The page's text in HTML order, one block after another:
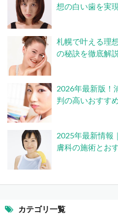
想の白い歯を実
札幌で叶える理
の秘訣を徹底解
2026年最新版！
判の高いおすす
2025年最新情報
膚科の施術とお
カテゴリ一覧